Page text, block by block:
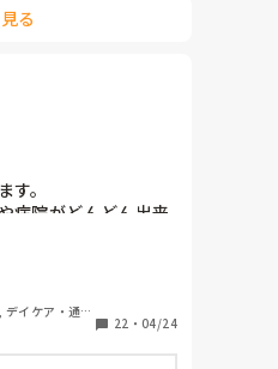
る
。
病院がどんどん出来
来ないことや言葉
ていくと思います
イケア・通所
22 ・ 04/24